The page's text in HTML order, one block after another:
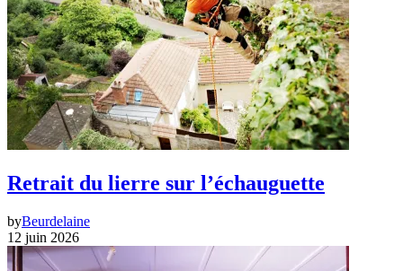
Retrait du lierre sur l’échauguette
byBeurdelaine
12 juin 2026